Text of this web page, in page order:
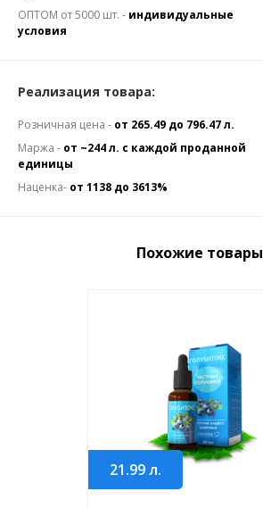
ОПТОМ от 5000 шт. - индивидуальные
условия
Реализация товара:
Розничная цена - от 265.49 до 796.47 л.
Маржа - от ~244 л. с каждой проданной
единицы
Наценка- от 1138 до 3613%
Похожие товары
21.99л.